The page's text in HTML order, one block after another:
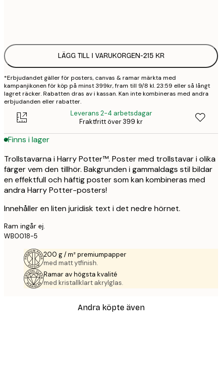
LÄGG TILL I VARUKORGEN-215 KR
*Erbjudandet gäller för posters, canvas & ramar märkta med
kampanjikonen för köp på minst 399kr, fram till 9/8 kl. 23:59 eller så långt
lagret räcker. Rabatten dras av i kassan. Kan inte kombineras med andra
erbjudanden eller rabatter.
Leverans 2-4 arbetsdagar
Fraktfritt över 399 kr
Finns i lager
Trollstavarna i Harry Potter™. Poster med trollstavar i olika
färger vem den tillhör. Bakgrunden i gammaldags stil bildar
en effektfull och häftig poster som kan kombineras med
andra Harry Potter-posters!
Innehåller en liten juridisk text i det nedre hörnet.
Ram ingår ej.
WB0018-5
200 g / m² premiumpapper
med matt ytfinish.
Ramar av högsta kvalité
med kristallklart akrylglas.
Andra köpte även